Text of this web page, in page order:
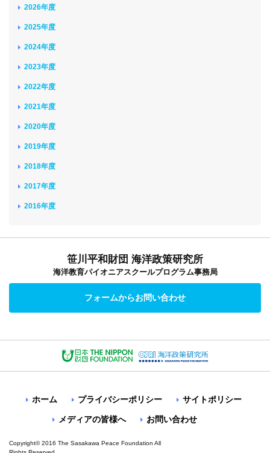
2026年度
2025年度
2024年度
2023年度
2022年度
2021年度
2020年度
2019年度
2018年度
2017年度
2016年度
笹川平和財団 海洋政策研究所
海洋教育パイオニアスクールプログラム事務局
フォームからお問い合わせ
ホーム プライバシーポリシー サイトポリシー
メディアの皆様へ お問い合わせ
Copyright© 2016 The Sasakawa Peace Foundation All